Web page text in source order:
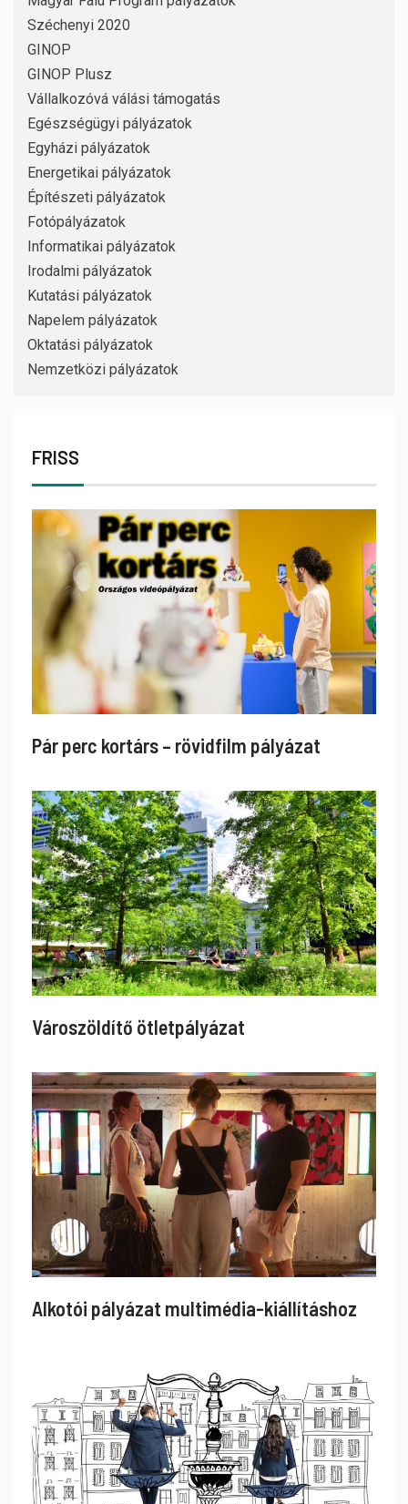
Széchenyi 2020
GINOP
GINOP Plusz
Vállalkozóvá válási támogatás
Egészségügyi pályázatok
Egyházi pályázatok
Energetikai pályázatok
Építészeti pályázatok
Fotópályázatok
Informatikai pályázatok
Irodalmi pályázatok
Kutatási pályázatok
Napelem pályázatok
Oktatási pályázatok
Nemzetközi pályázatok
FRISS
Pár perc kortárs – rövidfilm pályázat
Városzöldítő ötletpályázat
Alkotói pályázat multimédia-kiállításhoz